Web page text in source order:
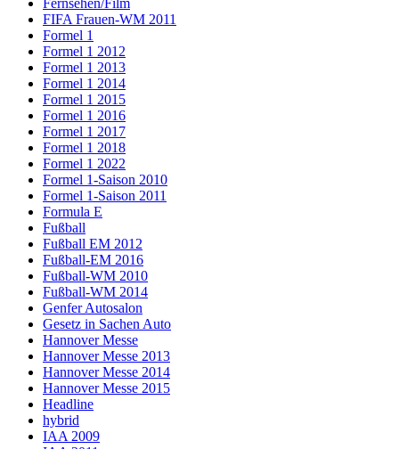
FIFA Frauen-WM 2011
Formel 1
Formel 1 2012
Formel 1 2013
Formel 1 2014
Formel 1 2015
Formel 1 2016
Formel 1 2017
Formel 1 2018
Formel 1 2022
Formel 1-Saison 2010
Formel 1-Saison 2011
Formula E
Fußball
Fußball EM 2012
Fußball-EM 2016
Fußball-WM 2010
Fußball-WM 2014
Genfer Autosalon
Gesetz in Sachen Auto
Hannover Messe
Hannover Messe 2013
Hannover Messe 2014
Hannover Messe 2015
Headline
hybrid
IAA 2009